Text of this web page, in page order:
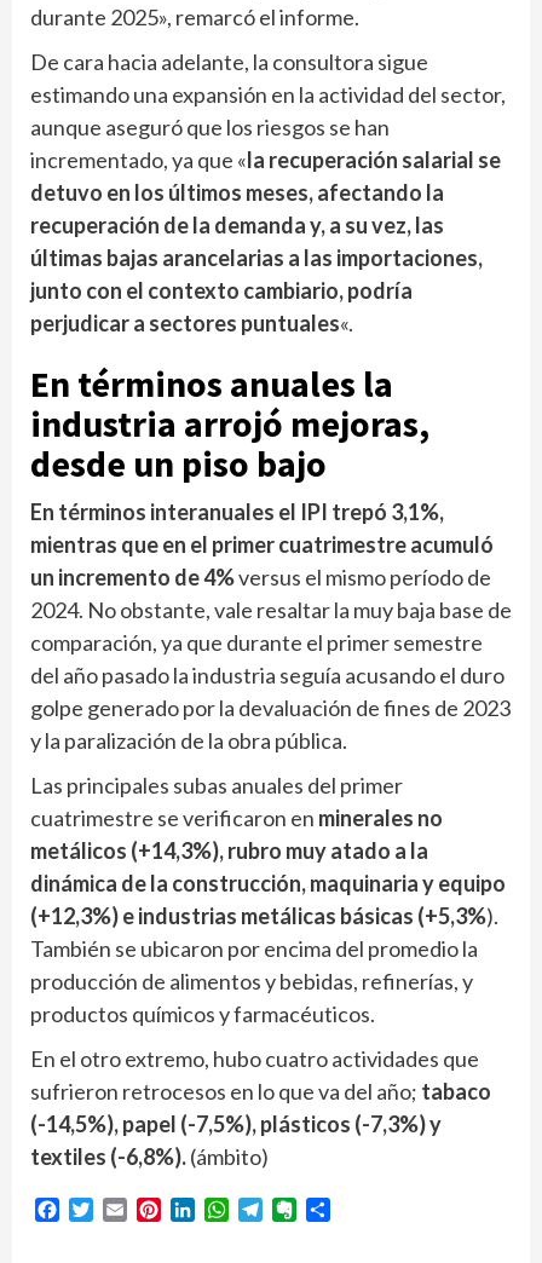
durante 2025», remarcó el informe.
De cara hacia adelante, la consultora sigue
estimando una expansión en la actividad del sector,
aunque aseguró que los riesgos se han
incrementado, ya que «la recuperación salarial se
detuvo en los últimos meses, afectando la
recuperación de la demanda y, a su vez, las
últimas bajas arancelarias a las importaciones,
junto con el contexto cambiario, podría
perjudicar a sectores puntuales«.
En términos anuales la
industria arrojó mejoras,
desde un piso bajo
En términos interanuales el IPI trepó 3,1%,
mientras que en el primer cuatrimestre acumuló
un incremento de 4%versus el mismo período de
2024. No obstante, vale resaltar la muy baja base de
comparación, ya que durante el primer semestre
del año pasado la industria seguía acusando el duro
golpe generado por la devaluación de fines de 2023
y la paralización de la obra pública.
Las principales subas anuales del primer
cuatrimestre se verificaron en minerales no
metálicos (+14,3%), rubro muy atado a la
dinámica de la construcción, maquinaria y equipo
(+12,3%) e industrias metálicas básicas (+5,3%).
También se ubicaron por encima del promedio la
producción de alimentos y bebidas, refinerías, y
productos químicos y farmacéuticos.
En el otro extremo, hubo cuatro actividades que
sufrieron retrocesos en lo que va del año; tabaco
(-14,5%), papel (-7,5%), plásticos (-7,3%) y
textiles (-6,8%).(ámbito)
Facebook
Twitter
Email PinterestLinkedInWhatsApp
TelegramEvernote